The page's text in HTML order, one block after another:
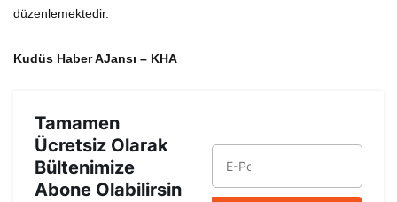
düzenlemektedir.
Kudüs Haber AJansı – KHA
Tamamen
Ücretsiz Olarak
Bültenimize
Abone Olabilirsin